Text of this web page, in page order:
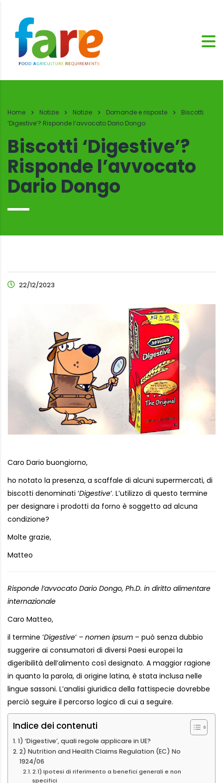
Home Notizie Notizie Domande e risposte
Biscotti
‘Digestive’? Risponde l’avvocato Dario Dongo
Biscotti ‘Digestive’?
Risponde l’avvocato
Dario Dongo
22/12/2023
Caro Dario buongiorno,
ho notato la presenza, a scaffale di alcuni supermercati, di
biscotti denominati ‘Digestive’. L’utilizzo di questo termine
per designare i prodotti da forno è soggetto ad alcuna
condizione?
Molte grazie,
Matteo
Risponde l’avvocato Dario Dongo, Ph.D. in diritto alimentare
internazionale
Caro Matteo,
il termine ‘Digestive’ – nomen ipsum – può senza dubbio
suggerire ai consumatori di diversi Paesi europei la
digeribilità dell’alimento così designato. A maggior ragione
in quanto la parola, di origine latina, è stata inclusa nelle
lingue sassoni. L’analisi giuridica della fattispecie dovrebbe
perciò seguire il percorso logico di cui a seguire.
Indice dei contenuti
1) ‘Digestive’, quali regole applicare in UE?
2) Nutrition and Health Claims Regulation (EC) No
1924/06
2.1) Ipotesi di riferimento a benefici generali e non
specifici